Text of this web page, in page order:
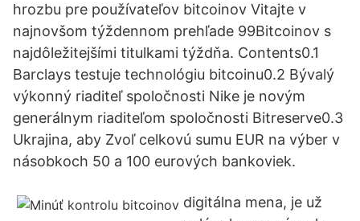
hrozbu pre používateľov bitcoinov Vitajte v
najnovšom týždennom prehľade 99Bitcoinov s
najdôležitejšími titulkami týždňa. Contents0.1
Barclays testuje technológiu bitcoinu0.2 Bývalý
výkonný riaditeľ spoločnosti Nike je novým
generálnym riaditeľom spoločnosti Bitreserve0.3
Ukrajina, aby Zvoľ celkovú sumu EUR na výber v
násobkoch 50 a 100 eurových bankoviek.
digitálna mena, je už